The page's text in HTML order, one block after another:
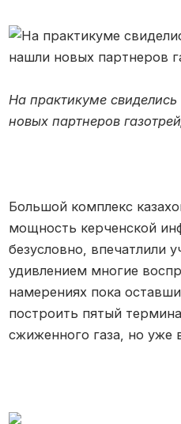
На практикуме
новых партнеров
Большой комплекс
мощность керченской
безусловно, впечатлили
удивлением многие
намерениях пока
построить пятый
сжиженного газа, но уже